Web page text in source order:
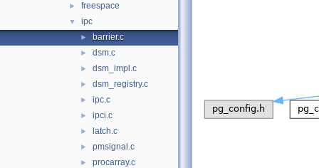
► freespace
▼ ipc
► barrier.c
► dsm.c
► dsm_impl.c
► dsm_registry.c
► ipc.c
► ipci.c
► latch.c
► pmsignal.c
► procarray.c